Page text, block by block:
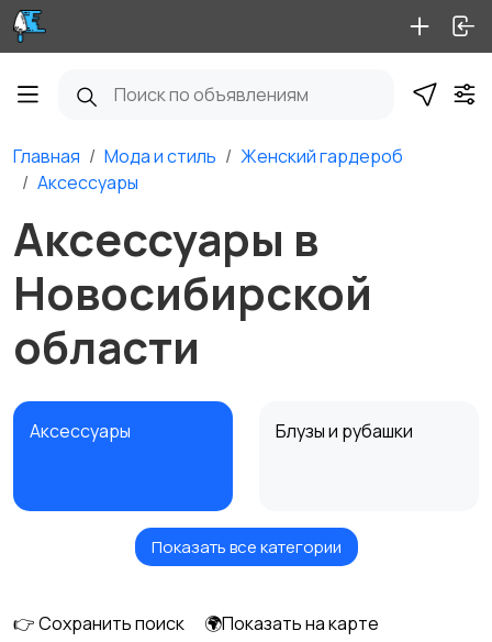
Главная Мода и стиль
Женский гардероб
Аксессуары
Аксессуары в
Новосибирской
области
Аксессуары Блузы и рубашки
Будущим мамам Верхняя одежда
Показать все категории
👉 Сохранить поиск
🌍Показать на карте